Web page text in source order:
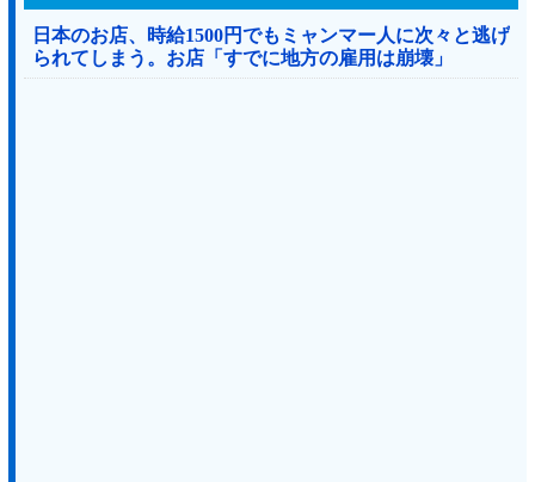
日本のお店、時給1500円でもミャンマー人に次々と逃げ
られてしまう。お店「すでに地方の雇用は崩壊」